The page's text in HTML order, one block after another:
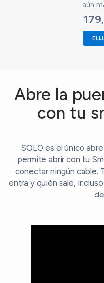
aún
Abre la
con tu
SOLO es el único
permite abrir con tu
conectar ningún cable.
entra y quién sale,